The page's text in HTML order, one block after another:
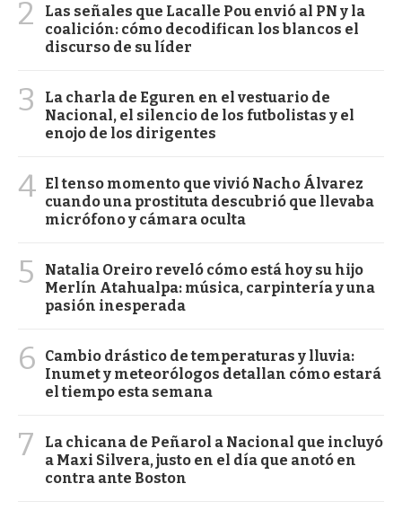
2
Las señales que Lacalle Pou envió al PN y la
coalición: cómo decodifican los blancos el
discurso de su líder
3
La charla de Eguren en el vestuario de
Nacional, el silencio de los futbolistas y el
enojo de los dirigentes
4 El tenso momento que vivió Nacho Álvarez
cuando una prostituta descubrió que llevaba
micrófono y cámara oculta
5
Natalia Oreiro reveló cómo está hoy su hijo
Merlín Atahualpa: música, carpintería y una
pasión inesperada
6
Cambio drástico de temperaturas y lluvia:
Inumet y meteorólogos detallan cómo estará
el tiempo esta semana
7
La chicana de Peñarol a Nacional que incluyó
a Maxi Silvera, justo en el día que anotó en
contra ante Boston